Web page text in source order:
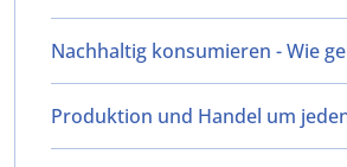
Nachhaltig konsumieren - Wie
Produktion und Handel um